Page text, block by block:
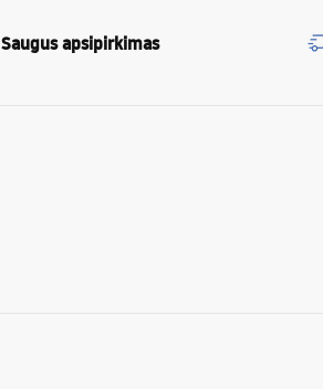
Saugus apsipirkimas